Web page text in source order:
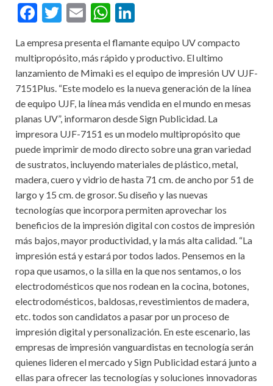
F
e
b
o
o
k
T
itt
er
E
ai
l
W
at
s
A
p
p
ke
dI
n
La empresa presenta el flamante equipo UV compacto
multipropósito, más rápido y productivo. El ultimo
lanzamiento de Mimaki es el equipo de impresión UV UJF-
7151Plus. “Este modelo es la nueva generación de la línea
de equipo UJF, la línea más vendida en el mundo en mesas
planas UV”, informaron desde Sign Publicidad. La
impresora UJF-7151 es un modelo multipropósito que
puede imprimir de modo directo sobre una gran variedad
de sustratos, incluyendo materiales de plástico, metal,
madera, cuero y vidrio de hasta 71 cm. de ancho por 51 de
largo y 15 cm. de grosor. Su diseño y las nuevas
tecnologías que incorpora permiten aprovechar los
beneficios de la impresión digital con costos de impresión
más bajos, mayor productividad, y la más alta calidad. “La
impresión está y estará por todos lados. Pensemos en la
ropa que usamos, o la silla en la que nos sentamos, o los
electrodomésticos que nos rodean en la cocina, botones,
electrodomésticos, baldosas, revestimientos de madera,
etc. todos son candidatos a pasar por un proceso de
impresión digital y personalización. En este escenario, las
empresas de impresión vanguardistas en tecnología serán
quienes lideren el mercado y Sign Publicidad estará junto a
ellas para ofrecer las tecnologías y soluciones innovadoras